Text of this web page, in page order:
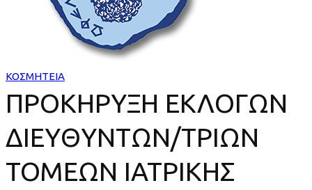
ΤΡΙΩΝ
ΤΟΜΕΩΝ
ΙΑΤΡΙΚΗΣ
ΚΟΣΜΗΤΕΙΑ
ΠΡΟΚΗΡΥΞΗ ΕΚΛΟΓΩΝ
ΔΙΕΥΘΥΝΤΩΝ/ΤΡΙΩΝ
ΤΟΜΕΩΝ ΙΑΤΡΙΚΗΣ